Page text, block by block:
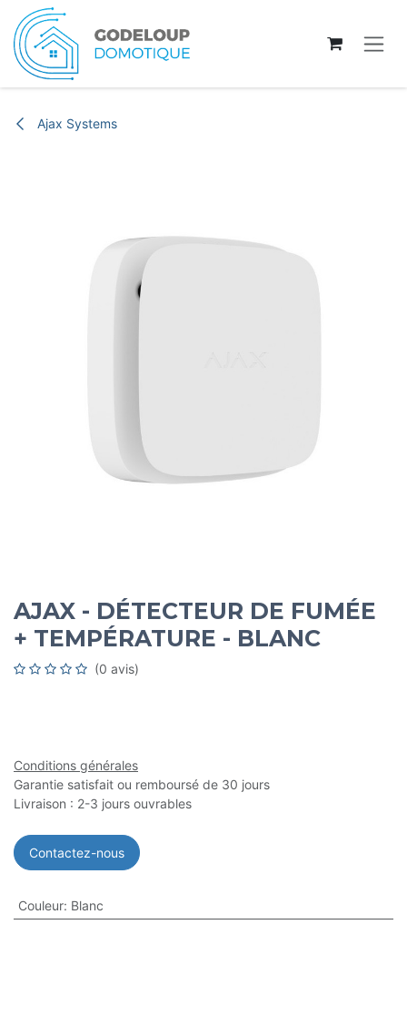
Se rendre au contenu
Ajax Systems
AJAX - DÉTECTEUR DE FUMÉE
+ TEMPÉRATURE - BLANC
(0 avis)
Conditions générales
Garantie satisfait ou remboursé de 30 jours
Livraison : 2-3 jours ouvrables
Contactez-nous
Couleur: Blanc